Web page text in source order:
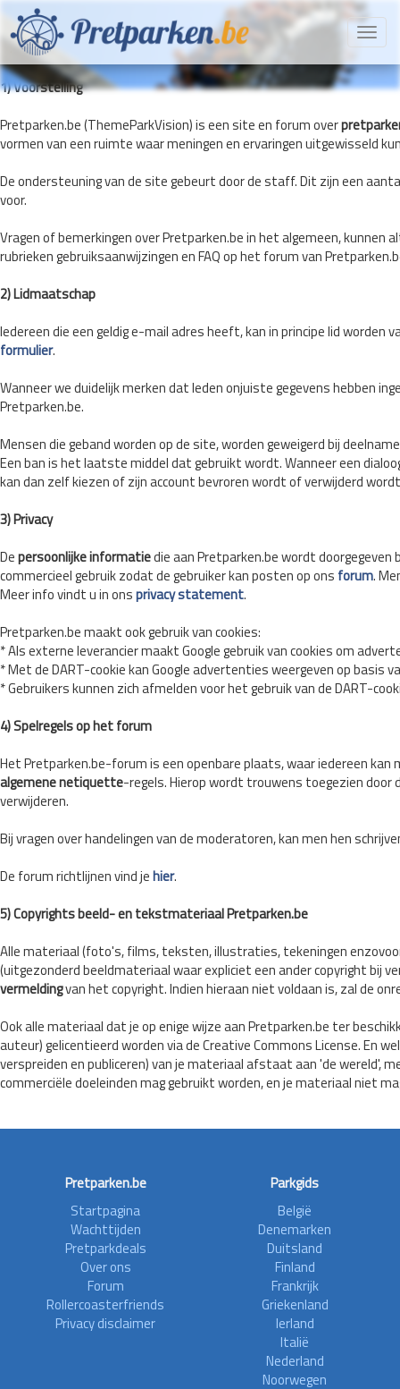
1) Voorstelling
Pretparken.be (ThemeParkVision) is een site en forum over
vormen van een ruimte waar meningen en ervaringen uitgewisseld
De ondersteuning van de site gebeurt door de staff. Dit zijn een
voor.
Vragen of bemerkingen over Pretparken.be in het algemeen, kunnen
rubrieken gebruiksaanwijzingen en FAQ op het forum van
2) Lidmaatschap
Iedereen die een geldig e-mail adres heeft, kan in principe lid
formulier.
Wanneer we duidelijk merken dat leden onjuiste gegevens hebben
Pretparken.be.
Mensen die geband worden op de site, worden geweigerd bij
Een ban is het laatste middel dat gebruikt wordt. Wanneer een
kan dan zelf kiezen of zijn account bevroren wordt of verwijderd
3) Privacy
Depersoonlijke informatiedie aan Pretparken.be wordt
commercieel gebruik zodat de gebruiker kan posten op ons forum.
Meer info vindt u in onsprivacy statement.
Pretparken.be maakt ook gebruik van cookies:
* Als externe leverancier maakt Google gebruik van cookies om
* Met de DART-cookie kan Google advertenties weergeven op basis
* Gebruikers kunnen zich afmelden voor het gebruik van de DART-
4) Spelregels op het forum
Het Pretparken.be-forum is een openbare plaats, waar iedereen
algemene netiquette-regels. Hierop wordt trouwens toegezien door
verwijderen.
Bij vragen over handelingen van de moderatoren, kan men hen
De forum richtlijnen vind jehier.
5) Copyrights beeld- en tekstmateriaal Pretparken.be
Alle materiaal (foto's, films, teksten, illustraties, tekeningen
(uitgezonderd beeldmateriaal waar expliciet een ander copyright bij
vermeldingvan het copyright. Indien hieraan niet voldaan is, zal de
Ook alle materiaal dat je op enige wijze aan Pretparken.be ter
auteur) gelicentieerd worden via de Creative Commons License. En
verspreiden en publiceren) van je materiaal afstaat aan 'de wereld',
commerciële doeleinden mag gebruikt worden, en je materiaal niet
Pretparken.be
Startpagina
Wachttijden
Pretparkdeals
Over ons
Forum
Rollercoasterfriends
Privacy disclaimer
Parkgids
België
Denemarken
Duitsland
Finland
Frankrijk
Griekenland
Ierland
Italië
Nederland
Noorwegen